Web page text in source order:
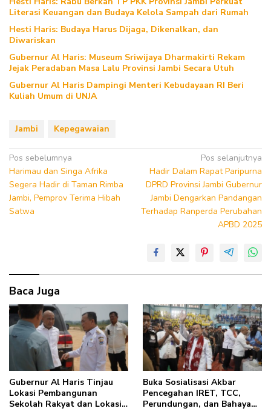
Literasi Keuangan dan Budaya Kelola Sampah dari Rumah
Hesti Haris: Budaya Harus Dijaga, Dikenalkan, dan
Diwariskan
Gubernur Al Haris: Museum Sriwijaya Dharmakirti Rekam
Jejak Peradaban Masa Lalu Provinsi Jambi Secara Utuh
Gubernur Al Haris Dampingi Menteri Kebudayaan RI Beri
Kuliah Umum di UNJA
Jambi Kepegawaian
Navigasi
pos
Pos sebelumnya
Harimau dan Singa Afrika
Segera Hadir di Taman Rimba
Jambi, Pemprov Terima Hibah
Satwa
Pos selanjutnya
Hadir Dalam Rapat Paripurna
DPRD Provinsi Jambi Gubernur
Jambi Dengarkan Pandangan
Terhadap Ranperda Perubahan
APBD 2025
Baca Juga
Gubernur Al Haris Tinjau
Lokasi Pembangunan
Sekolah Rakyat dan Lokasi
Buka Sosialisasi Akbar
Pencegahan IRET, TCC,
Perundungan, dan Bahaya